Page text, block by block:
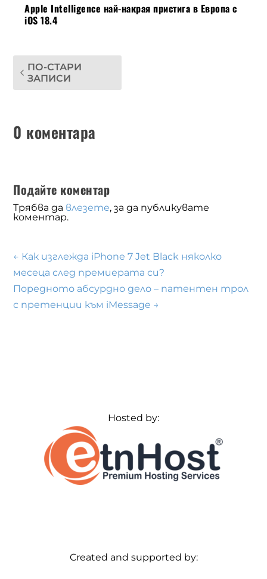
Apple Intelligence най-накрая пристига в Европа с
iOS 18.4
ПО-СТАРИ
ЗАПИСИ
0 коментара
Подайте коментар
Трябва да влезете, за да публикувате
коментар.
← Как изглежда iPhone 7 Jet Black няколко
месеца след премиерата си?
Поредното абсурдно дело – патентен трол
с претенции към iMessage →
Hosted by:
Created and supported by: